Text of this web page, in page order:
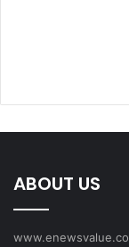
ABOUT US